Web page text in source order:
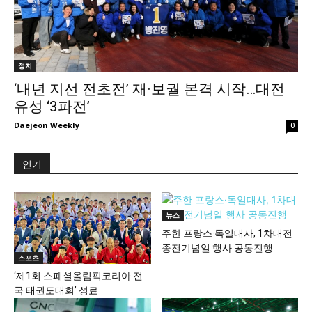
정치
‘내년 지선 전초전’ 재·보궐 본격 시작…대전
유성 ‘3파전’
Daejeon Weekly 0
인기
스포츠
‘제1회 스페셜올림픽코리아 전
국 태권도대회’ 성료
뉴스
주한 프랑스·독일대사, 1차대전
종전기념일 행사 공동진행